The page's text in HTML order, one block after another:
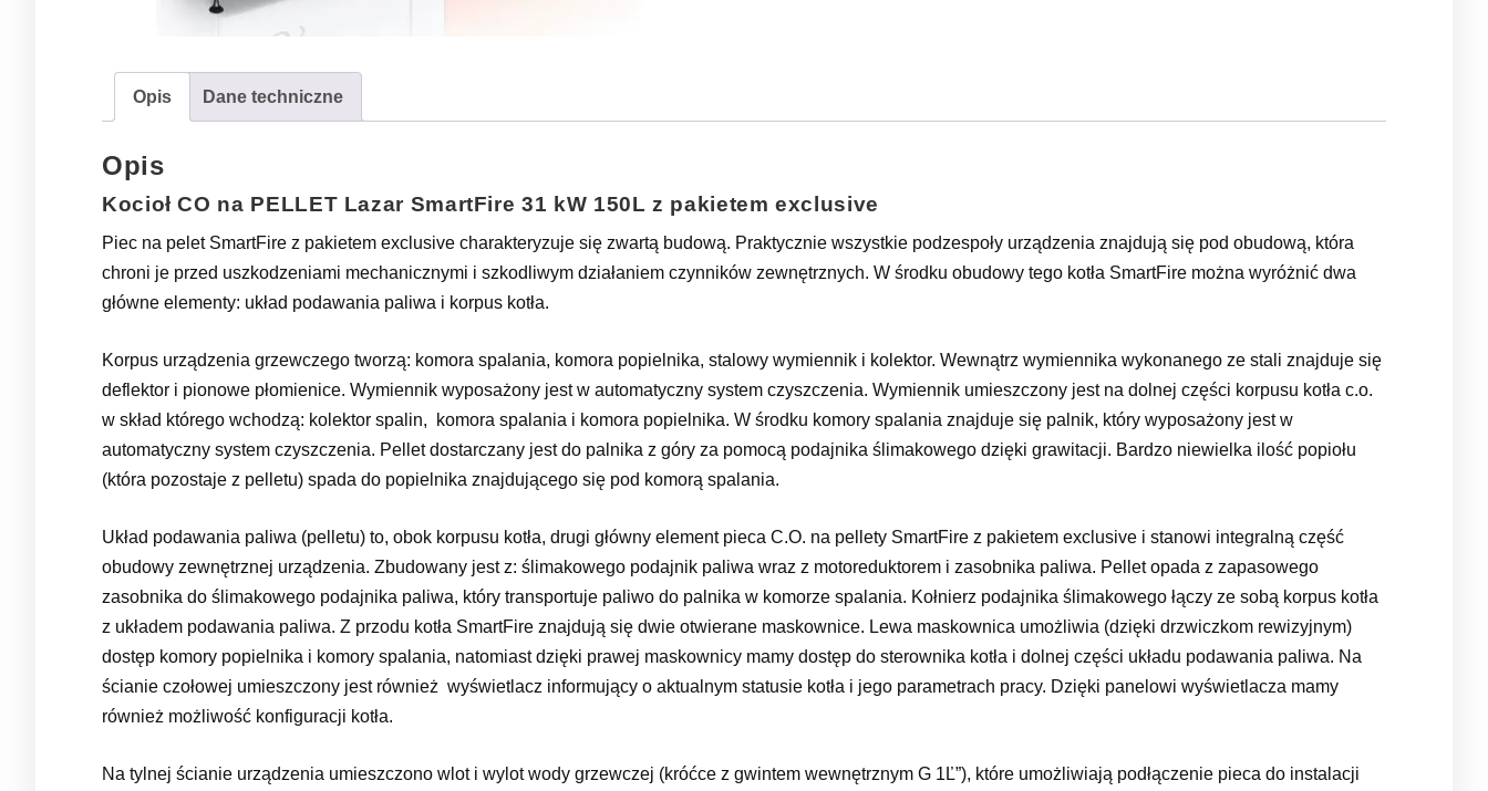
Opis Dane techniczne
Opis
Kocioł CO na PELLET Lazar SmartFire 31 kW 150L z pakietem exclusive
Piec na pelet SmartFire z pakietem exclusive charakteryzuje się zwartą budową. Praktycznie wszystkie podzespoły urządzenia znajdują się pod obudową, która
chroni je przed uszkodzeniami mechanicznymi i szkodliwym działaniem czynników zewnętrznych. W środku obudowy tego kotła SmartFire można wyróżnić dwa
główne elementy: układ podawania paliwa i korpus kotła.
Korpus urządzenia grzewczego tworzą: komora spalania, komora popielnika, stalowy wymiennik i kolektor. Wewnątrz wymiennika wykonanego ze stali znajduje się
deflektor i pionowe płomienice. Wymiennik wyposażony jest w automatyczny system czyszczenia. Wymiennik umieszczony jest na dolnej części korpusu kotła c.o.
w skład którego wchodzą: kolektor spalin, komora spalania i komora popielnika. W środku komory spalania znajduje się palnik, który wyposażony jest w
automatyczny system czyszczenia. Pellet dostarczany jest do palnika z góry za pomocą podajnika ślimakowego dzięki grawitacji. Bardzo niewielka ilość popiołu
(która pozostaje z pelletu) spada do popielnika znajdującego się pod komorą spalania.
Układ podawania paliwa (pelletu) to, obok korpusu kotła, drugi główny element pieca C.O. na pellety SmartFire z pakietem exclusive i stanowi integralną część
obudowy zewnętrznej urządzenia. Zbudowany jest z: ślimakowego podajnik paliwa wraz z motoreduktorem i zasobnika paliwa. Pellet opada z zapasowego
zasobnika do ślimakowego podajnika paliwa, który transportuje paliwo do palnika w komorze spalania. Kołnierz podajnika ślimakowego łączy ze sobą korpus kotła
z układem podawania paliwa. Z przodu kotła SmartFire znajdują się dwie otwierane maskownice. Lewa maskownica umożliwia (dzięki drzwiczkom rewizyjnym)
dostęp komory popielnika i komory spalania, natomiast dzięki prawej maskownicy mamy dostęp do sterownika kotła i dolnej części układu podawania paliwa. Na
ścianie czołowej umieszczony jest również wyświetlacz informujący o aktualnym statusie kotła i jego parametrach pracy. Dzięki panelowi wyświetlacza mamy
również możliwość konfiguracji kotła.
Na tylnej ścianie urządzenia umieszczono wlot i wylot wody grzewczej (króćce z gwintem wewnętrznym G 1Ľ”), które umożliwiają podłączenie pieca do instalacji